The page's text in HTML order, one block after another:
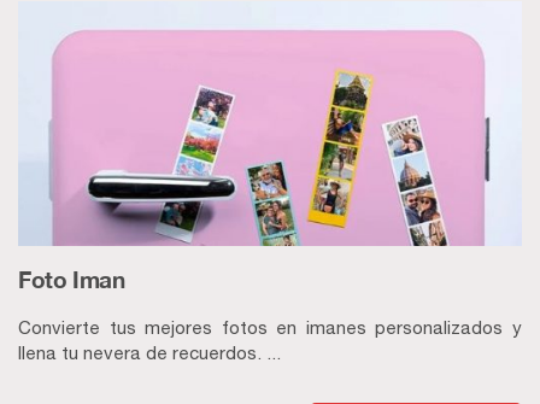
Foto Iman
Convierte tus mejores fotos en imanes personalizados y
llena tu nevera de recuerdos. ...